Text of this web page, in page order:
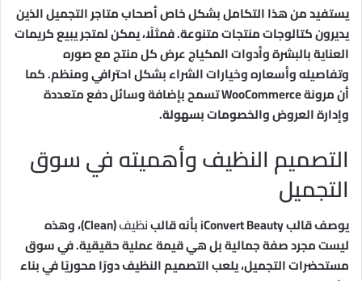
يستفيد من هذا التكامل بشكل خاص أصحاب متاجر التجميل الذين
يديرون كتالوجات منتجات متنوعة. فمثلًا، يمكن لمتجر يبيع كريمات
العناية بالبشرة وأدوات المكياج عرض كل منتج مع صوره
وتفاصيله وأسعاره وخيارات الشراء بشكل احترافي ومنظم. كما
أن مرونة WooCommerce تسمح بإضافة وسائل دفع متعددة
وإدارة العروض والخصومات بسهولة.
التصميم النظيف وأهميته في سوق
التجميل
يوصف قالب iConvert Beauty بأنه قالب نظيف
(Clean)، وهذه
ليست مجرد صفة جمالية بل هي قيمة عملية حقيقية. في سوق
مستحضرات التجميل، يلعب التصميم النظيف دورًا محوريًا في بناء